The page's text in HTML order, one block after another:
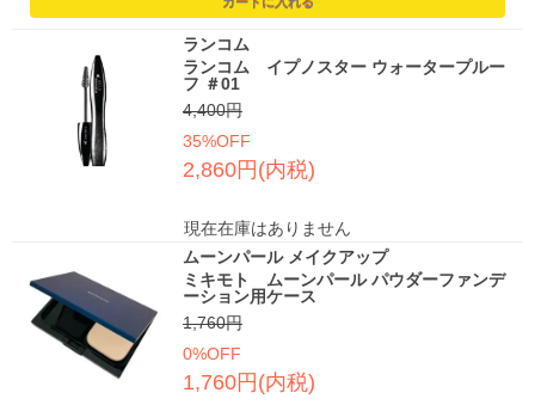
ランコム
ランコム イプノスター ウォータープルー
フ ＃01
4,400円
35%OFF
2,860円(内税)
現在在庫はありません
ムーンパール メイクアップ
ミキモト ムーンパール パウダーファンデ
ーション用ケース
1,760円
0%OFF
1,760円(内税)